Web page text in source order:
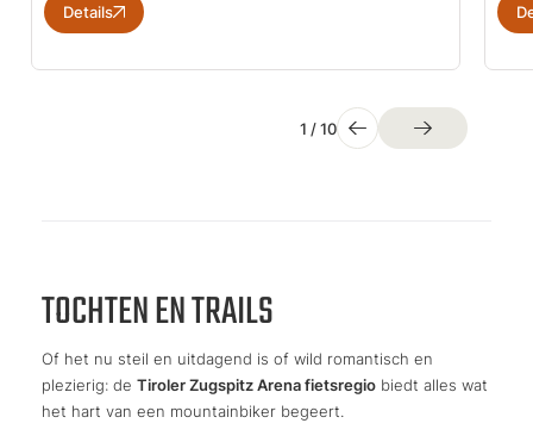
Details
1 /10
TOCHTEN EN TRAILS
Of het nu steil en uitdagend is of wild romantisch en
plezierig: de Tiroler Zugspitz Arena fietsregio biedt alles wat
het hart van een mountainbiker begeert.